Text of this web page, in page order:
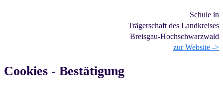
Schule in
Trägerschaft des Landkreises
Breisgau-Hochschwarzwald
zur Website ->
Cookies - Bestätigung